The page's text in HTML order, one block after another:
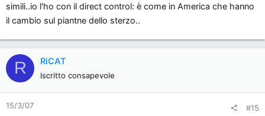
della frizione (mi pare ovvio
)...
2 casi mi salveranno la vita da qui ai prossimi 3 - 4 anni
simili..io l'ho con il direct control: è come in America che hanno
il cambio sul piantne dello sterzo..
R RiCAT
Iscritto consapevole
15/3/07 #15